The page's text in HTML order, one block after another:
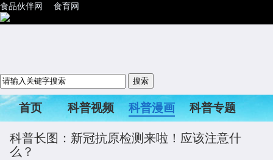
食品伙伴网 食育网
首页 科普视频 科普漫画
科普专题
科普活动
科普长图：新冠抗原检测来啦！应该注意什
么？